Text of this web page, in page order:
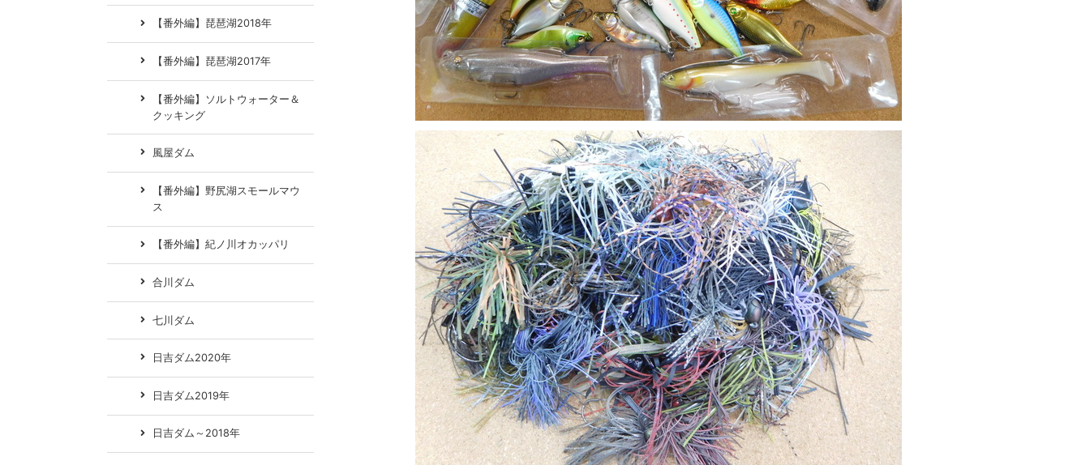
【番外編】琵琶湖2018年
【番外編】琵琶湖2017年
【番外編】ソルトウォーター＆
クッキング
風屋ダム
【番外編】野尻湖スモールマウ
ス
【番外編】紀ノ川オカッパリ
合川ダム
七川ダム
日吉ダム2020年
日吉ダム2019年
日吉ダム～2018年